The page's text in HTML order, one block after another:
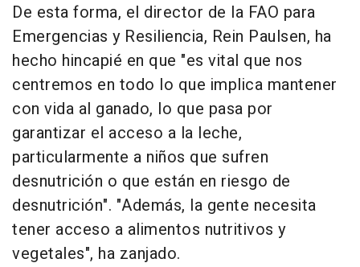
De esta forma, el director de la FAO para
Emergencias y Resiliencia, Rein Paulsen, ha
hecho hincapié en que "es vital que nos
centremos en todo lo que implica mantener
con vida al ganado, lo que pasa por
garantizar el acceso a la leche,
particularmente a niños que sufren
desnutrición o que están en riesgo de
desnutrición". "Además, la gente necesita
tener acceso a alimentos nutritivos y
vegetales", ha zanjado.